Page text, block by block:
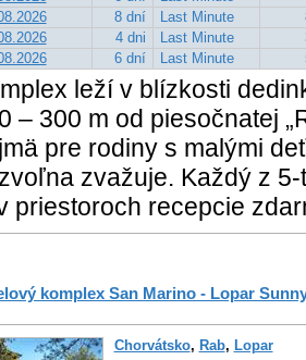
8 dní Last Minute
4 dni Last Minute
6 dní Last Minute
leží v blízkosti
– 300 m od piesočnatej
pre rodiny s malými
zvažuje. Každý z
priestoroch recepcie
komplex San Marino - Lopar
Chorvátsko, Rab, Lopar